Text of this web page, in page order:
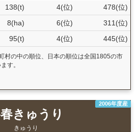
138(t) 4(位)
478(位)
8(ha) 6(位)
311(位)
95(t) 4(位) 445(位)
村の中の順位、日本の順位は全国1805の市
す。
2006年度産
きゅうり
きゅうり